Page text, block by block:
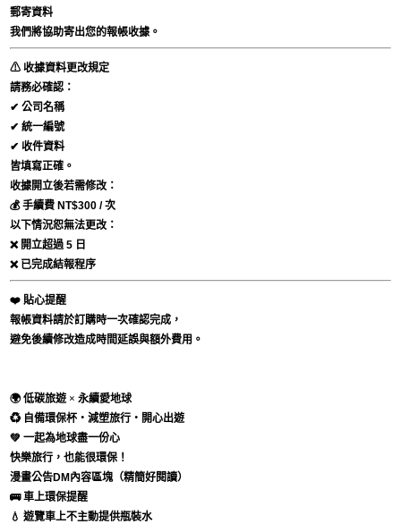
郵寄資料
我們將協助寄出您的報帳收據。
⚠ 收據資料更改規定
請務必確認：
✔ 公司名稱
✔ 統一編號
✔ 收件資料
皆填寫正確。
收據開立後若需修改：
💰 手續費 NT$300 / 次
以下情況恕無法更改：
❌ 開立超過 5 日
❌ 已完成結報程序
❤️ 貼心提醒
報帳資料請於訂購時一次確認完成，
避免後續修改造成時間延誤與額外費用。
🌍低碳旅遊 × 永續愛地球
♻️ 自備環保杯・減塑旅行・開心出遊
💚 一起為地球盡一份心
快樂旅行，也能很環保！
漫畫公告DM內容區塊（精簡好閱讀）
🚌 車上環保提醒
💧遊覽車上不主動提供瓶裝水